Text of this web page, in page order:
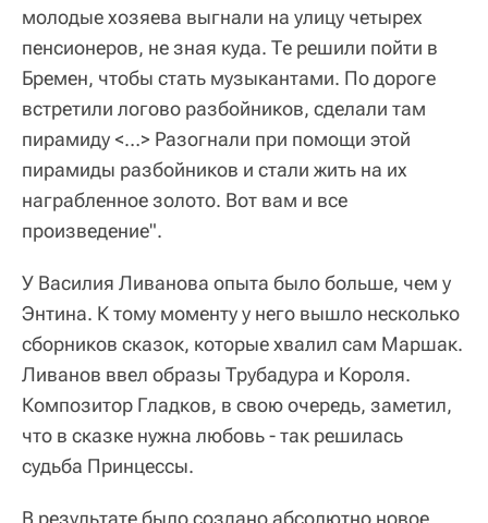
молодые хозяева выгнали на улицу четырех
пенсионеров, не зная куда. Те решили пойти в
Бремен, чтобы стать музыкантами. По дороге
встретили логово разбойников, сделали там
пирамиду <…> Разогнали при помощи этой
пирамиды разбойников и стали жить на их
награбленное золото. Вот вам и все
произведение".
У Василия Ливанова опыта было больше, чем у
Энтина. К тому моменту у него вышло несколько
сборников сказок, которые хвалил сам Маршак.
Ливанов ввел образы Трубадура и Короля.
Композитор Гладков, в свою очередь, заметил,
что в сказке нужна любовь - так решилась
судьба Принцессы.